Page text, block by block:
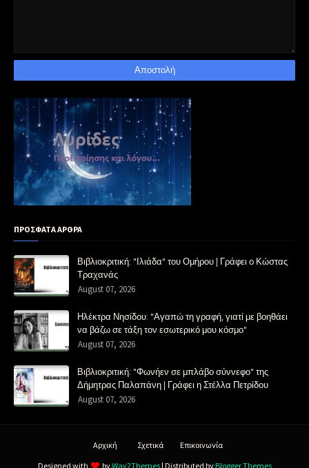
ΠΡΟΣΦΑΤΑ ΑΡΘΡΑ
Βιβλιοκριτική: "Ιλιάδα" του Ομήρου | Γράφει ο Κώστας
Τραχανάς
August 07, 2026
Ηλέκτρα Νησίδου: "Αγαπώ τη γραφή, γιατί με βοηθάει
να βάζω σε τάξη τον εσωτερικό μου κόσμο"
August 07, 2026
Βιβλιοκριτική: "Φωνήεν σε μπλάβο σύννεφο" της
Δήμητρας Παλαπάνη | Γράφει η Στέλλα Πετρίδου
August 07, 2026
Αρχική Σχετικά
Επικοινωνία
Designed with
byWay2Themes| Distributed by Blogger Themes